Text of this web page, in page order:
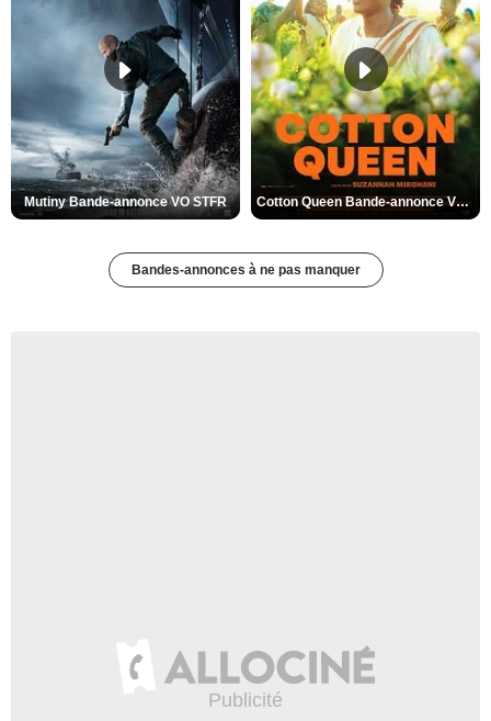
Mutiny Bande-annonce VO STFR Cotton Queen Bande-annonce VO STFR
Bandes-annonces à ne pas manquer